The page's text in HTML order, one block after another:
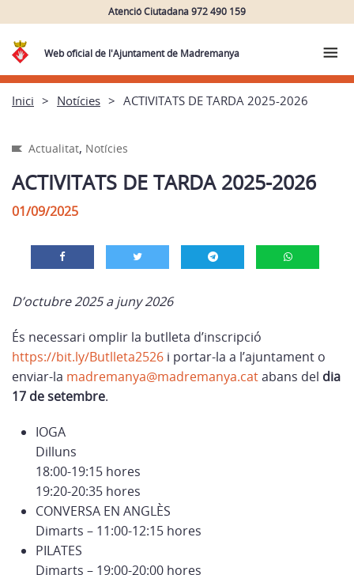
Atenció Ciutadana 972 490 159
Web oficial de l'Ajuntament de Madremanya
Inici Notícies ACTIVITATS DE TARDA 2025-2026
Actualitat, Notícies
ACTIVITATS DE TARDA 2025-2026
01/09/2025
D’octubre 2025 a juny 2026
És necessari omplir la butlleta d’inscripció
https://bit.ly/Butlleta2526 i portar-la a l’ajuntament o
enviar-la madremanya@madremanya.catabans del dia
17 de setembre.
IOGA
Dilluns
18:00-19:15 hores
19:20-20:35 hores
CONVERSA EN ANGLÈS
Dimarts – 11:00-12:15 hores
PILATES
Dimarts – 19:00-20:00 hores